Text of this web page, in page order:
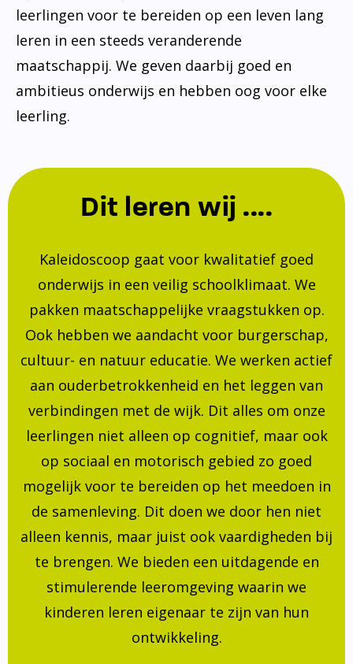
leerlingen voor te bereiden op een leven lang
leren in een steeds veranderende
maatschappij. We geven daarbij goed en
ambitieus onderwijs en hebben oog voor elke
leerling.
Dit leren wij ....
Kaleidoscoop gaat voor kwalitatief goed
onderwijs in een veilig schoolklimaat. We
pakken maatschappelijke vraagstukken op.
Ook hebben we aandacht voor burgerschap,
cultuur- en natuur educatie. We werken actief
aan ouderbetrokkenheid en het leggen van
verbindingen met de wijk. Dit alles om onze
leerlingen niet alleen op cognitief, maar ook
op sociaal en motorisch gebied zo goed
mogelijk voor te bereiden op het meedoen in
de samenleving. Dit doen we door hen niet
alleen kennis, maar juist ook vaardigheden bij
te brengen. We bieden een uitdagende en
stimulerende leeromgeving waarin we
kinderen leren eigenaar te zijn van hun
ontwikkeling.